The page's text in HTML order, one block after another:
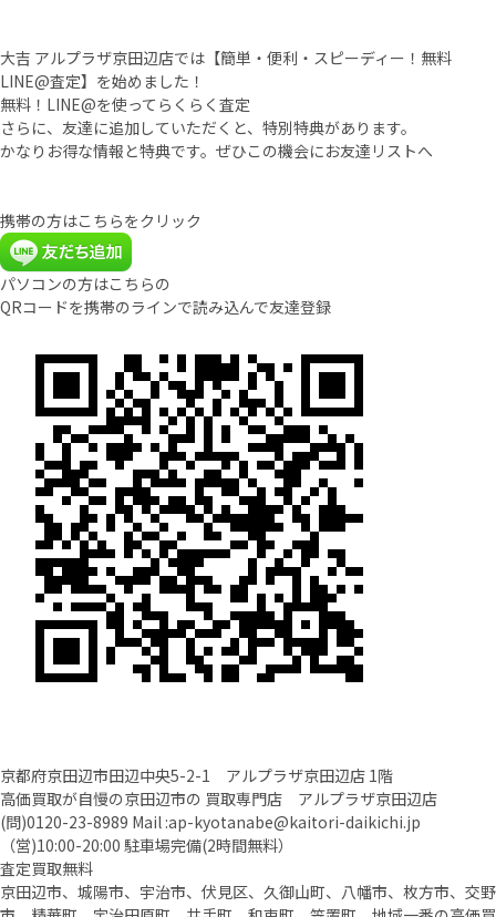
大吉 アルプラザ京田辺店では【簡単・便利・スピーディー！無料
LINE@査定】を始めました！
無料！LINE@を使ってらくらく査定
さらに、友達に追加していただくと、特別特典があります。
かなりお得な情報と特典です。ぜひこの機会にお友達リストへ
携帯の方はこちらをクリック
パソコンの方はこちらの
QRコードを携帯のラインで読み込んで友達登録
京都府京田辺市田辺中央5-2-1 アルプラザ京田辺店 1階
高価買取が自慢の京田辺市の 買取専門店 アルプラザ京田辺店
(問)0120-23-8989 Mail :ap-kyotanabe@kaitori-daikichi.jp
（営)10:00-20:00 駐車場完備(2時間無料）
査定買取無料
京田辺市、城陽市、宇治市、伏見区、久御山町、八幡市、枚方市、交野